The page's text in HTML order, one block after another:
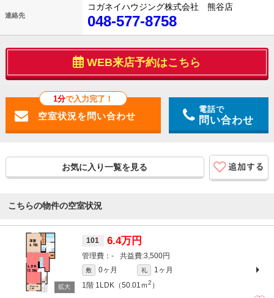
連絡先
コガネイハウジング株式会社 熊谷店
048-577-8758
WEB来店予約はこちら
1分で入力完了！
電話で
問い合わせ
お気に入り一覧を見る
こちらの物件の空室状況
101 6.4万円
- 3,500円
敷 0ヶ月 礼
1ヶ月
1階 1LDK（50.01ｍ2 ）